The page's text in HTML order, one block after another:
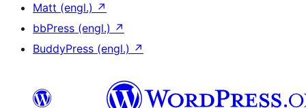
Matt (engl.) ↗
bbPress (engl.) ↗
BuddyPress (engl.) ↗